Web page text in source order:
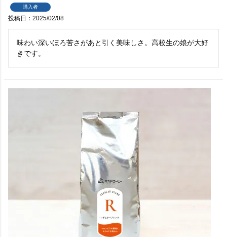
購入者
投稿日 2025/02/08
味わい深いほろ苦さがあと引く美味しさ。高校生の娘が大好
きです。